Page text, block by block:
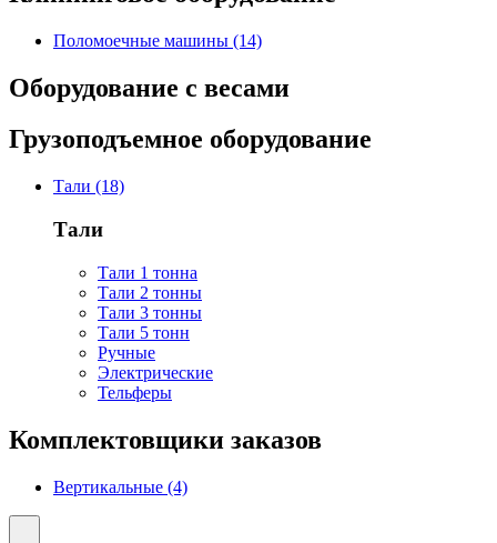
Поломоечные машины (14)
Оборудование с весами
Грузоподъемное оборудование
Тали (18)
Тали
Тали 1 тонна
Тали 2 тонны
Тали 3 тонны
Тали 5 тонн
Ручные
Электрические
Тельферы
Комплектовщики заказов
Вертикальные (4)